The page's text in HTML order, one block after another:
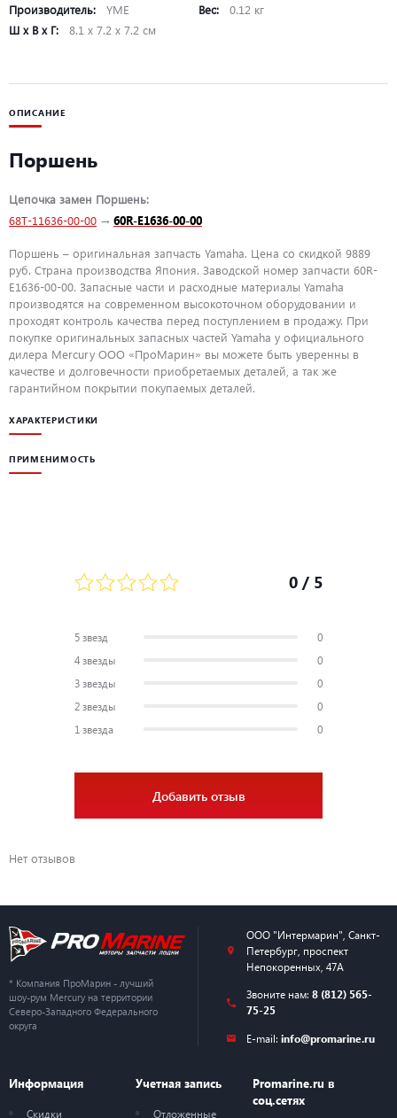
Производитель: YME Вес:
0.12 кг
Ш х В х Г:
8.1 х 7.2 х 7.2 см
ОПИСАНИЕ
Поршень
Цепочка замен Поршень:
68T-11636-00-00 → 60R-E1636-00-00
Поршень – оригинальная запчасть Yamaha. Цена со скидкой 9889
руб. Страна производства Япония. Заводской номер запчасти 60R-
E1636-00-00. Запасные части и расходные материалы Yamaha
производятся на современном высокоточном оборудовании и
проходят контроль качества перед поступлением в продажу. При
покупке оригинальных запасных частей Yamaha у официального
дилера Mercury ООО «ПроМарин» вы можете быть уверенны в
качестве и долговечности приобретаемых деталей, а так же
гарантийном покрытии покупаемых деталей.
ХАРАКТЕРИСТИКИ
ПРИМЕНИМОСТЬ
0 / 5
5 звезд
0
4 звезды
0
3 звезды
0
2 звезды
0
1 звезда
0
Добавить отзыв
Нет отзывов
* Компания ПроМарин - лучший
шоу-рум Mercury на территории
Северо-Западного Федерального
округа
ООО "Интермарин" Санкт-
Петербург, проспект
Непокоренных, 47А
Звоните нам: 8 (812) 565-
75-25
E-mail: info@promarine.ru
Информация
Скидки
Учетная запись
Отложенные
Promarine.ru в
соц.сетях